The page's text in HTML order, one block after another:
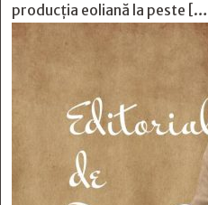
producția eoliană la peste